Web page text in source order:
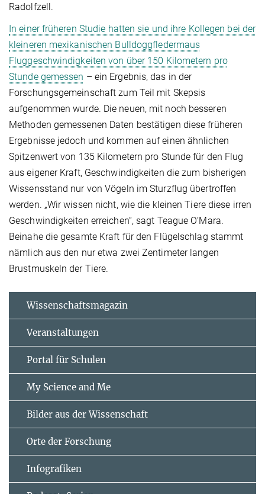
Radolfzell.
In einer früheren Studie hatten sie und ihre Kollegen bei der
kleineren mexikanischen Bulldoggfledermaus
Fluggeschwindigkeiten von über 150 Kilometern pro
Stunde gemessen – ein Ergebnis, das in der
Forschungsgemeinschaft zum Teil mit Skepsis
aufgenommen wurde. Die neuen, mit noch besseren
Methoden gemessenen Daten bestätigen diese früheren
Ergebnisse jedoch und kommen auf einen ähnlichen
Spitzenwert von 135 Kilometern pro Stunde für den Flug
aus eigener Kraft, Geschwindigkeiten die zum bisherigen
Wissensstand nur von Vögeln im Sturzflug übertroffen
werden. „Wir wissen nicht, wie die kleinen Tiere diese irren
Geschwindigkeiten erreichen“, sagt Teague O‘Mara.
Beinahe die gesamte Kraft für den Flügelschlag stammt
nämlich aus den nur etwa zwei Zentimeter langen
Brustmuskeln der Tiere.
Wissenschaftsmagazin
Veranstaltungen
Portal für Schulen
My Science and Me
Bilder aus der Wissenschaft
Orte der Forschung
Infografiken